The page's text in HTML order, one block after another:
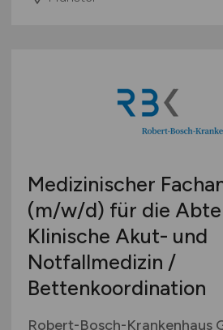
Medizinischer
(m/w/d) für die
Klinische Akut- und
Notfallmedizin /
Bettenkoordination
Robert-Bosch-Krankenhaus